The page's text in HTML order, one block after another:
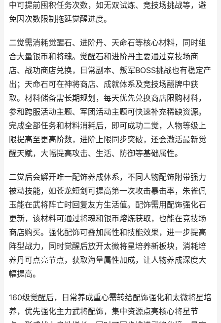
中可提前囤积任务次数，如无双试炼、竞技场挑战等，避
免因次数限制拖延觉醒进度。
二觉需消耗觉醒石、进阶丹、天命石等核心材料，同时组
合大量银币和将魂。觉醒石和进阶丹主要通过竞技场商
店、战功商店兑换，日常副本、叛军BOSS挑战也有稳定产
出；天命石可在神将商店、成就体系及竞技场翻牌中获
取。材料储备需长期规划，每天优先兑换商店限购材料，
参和跨服活动主题、军团活动主题可快速补充稀缺资源。
完成全部任务和材料消耗后，即可成功二觉，人物等级上
限提高至更高阶数，进阶上限同步突破，还会激活最新觉
醒天赋，大幅提高攻击、生活、防御等基础属性。
二觉后会解开唯一配饰养成体系，不同人物配饰附带强力
被动技能，如苍龙短剑可提高第一次攻击暴击率，朱雀佩
玉能在武将阵亡时回复友方生活值。配饰需用配饰强化石
更新，该材料可通过将魂和银币熔炼获取，也能在竞技场
商店购买。强化配饰可叠加属性和技能效果，进一步提高
阵型战力，同时觉醒后放开太微将星培养新板块，消耗培
养丹可点亮节点，获取海量属性加成，让人物养成深度大
幅提高。
160级觉醒后，日常养成重心需转给配饰强化和太微将星培
养，优先强化主力武将配饰，集中资源点亮核心将星节